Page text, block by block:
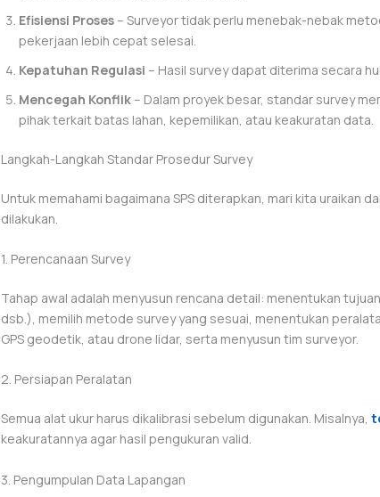
Efisiensi Proses – Surveyor tidak perlu menebak-nebak
pekerjaan lebih cepat selesai.
Kepatuhan Regulasi – Hasil survey dapat diterima secara
Mencegah Konflik – Dalam proyek besar, standar survey
pihak terkait batas lahan, kepemilikan, atau keakuratan data.
Langkah-Langkah Standar Prosedur Survey
Untuk memahami bagaimana SPS diterapkan, mari kita uraikan
dilakukan.
1. Perencanaan Survey
Tahap awal adalah menyusun rencana detail: menentukan
dsb.), memilih metode survey yang sesuai, menentukan
GPS geodetik, atau drone lidar, serta menyusun tim surveyor.
2. Persiapan Peralatan
Semua alat ukur harus dikalibrasi sebelum digunakan. Misalnya,
keakuratannya agar hasil pengukuran valid.
3. Pengumpulan Data Lapangan